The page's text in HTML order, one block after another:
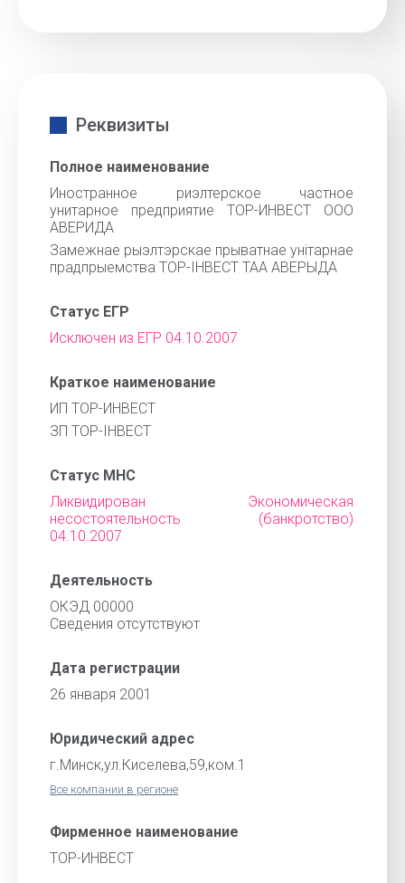
Реквизиты
Полное наименование
Иностранное риэлтерское частное
унитарное предприятие ТОР-ИНВЕСТ ООО
АВЕРИДА
Замежнае рыэлтэрскае прыватнае унiтарнае
прадпрыемства ТОР-IНВЕСТ ТАА АВЕРЫДА
Статус ЕГР
Исключен из ЕГР 04.10.2007
Краткое наименование
ИП ТОР-ИНВЕСТ
ЗП ТОР-IНВЕСТ
Статус МНС
Ликвидирован Экономическая
несостоятельность (банкротство)
04.10.2007
Деятельность
ОКЭД 00000
Cведения отсутствуют
Дата регистрации
26 января 2001
Юридический адрес
г.Минск,ул.Киселева,59,ком.1
Все компании в регионе
Фирменное наименование
ТОР-ИНВЕСТ